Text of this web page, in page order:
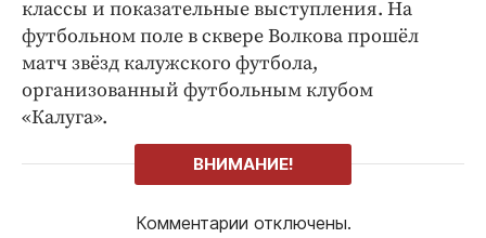
классы и показательные выступления. На
футбольном поле в сквере Волкова прошёл
матч звёзд калужского футбола,
организованный футбольным клубом
«Калуга».
ВНИМАНИЕ!
Комментарии отключены.